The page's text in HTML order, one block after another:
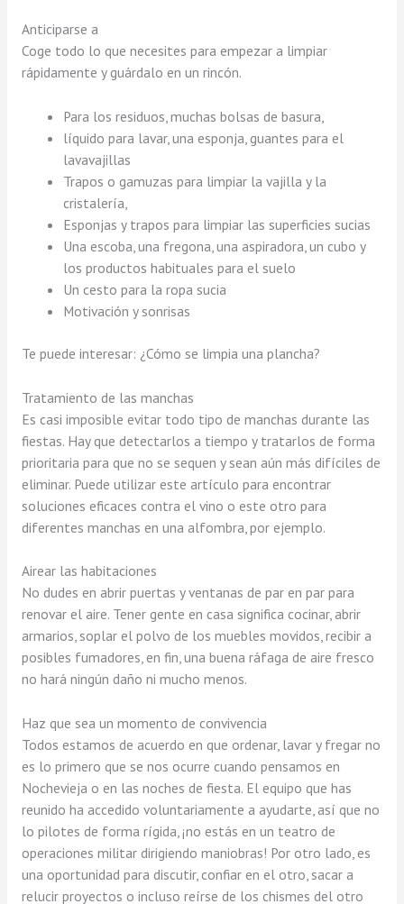
Anticiparse a
Coge todo lo que necesites para empezar a limpiar
rápidamente y guárdalo en un rincón.
Para los residuos, muchas bolsas de basura,
líquido para lavar, una esponja, guantes para el
lavavajillas
Trapos o gamuzas para limpiar la vajilla y la
cristalería,
Esponjas y trapos para limpiar las superficies sucias
Una escoba, una fregona, una aspiradora, un cubo y
los productos habituales para el suelo
Un cesto para la ropa sucia
Motivación y sonrisas
Te puede interesar: ¿Cómo se limpia una plancha?
Tratamiento de las manchas
Es casi imposible evitar todo tipo de manchas durante las
fiestas. Hay que detectarlos a tiempo y tratarlos de forma
prioritaria para que no se sequen y sean aún más difíciles de
eliminar. Puede utilizar este artículo para encontrar
soluciones eficaces contra el vino o este otro para
diferentes manchas en una alfombra, por ejemplo.
Airear las habitaciones
No dudes en abrir puertas y ventanas de par en par para
renovar el aire. Tener gente en casa significa cocinar, abrir
armarios, soplar el polvo de los muebles movidos, recibir a
posibles fumadores, en fin, una buena ráfaga de aire fresco
no hará ningún daño ni mucho menos.
Haz que sea un momento de convivencia
Todos estamos de acuerdo en que ordenar, lavar y fregar no
es lo primero que se nos ocurre cuando pensamos en
Nochevieja o en las noches de fiesta. El equipo que has
reunido ha accedido voluntariamente a ayudarte, así que no
lo pilotes de forma rígida, ¡no estás en un teatro de
operaciones militar dirigiendo maniobras! Por otro lado, es
una oportunidad para discutir, confiar en el otro, sacar a
relucir proyectos o incluso reírse de los chismes del otro